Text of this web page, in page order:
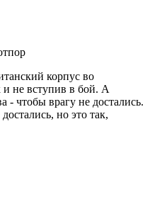
корпус во
и не вступив в бой. А
- чтобы врагу не достались.
но это так,